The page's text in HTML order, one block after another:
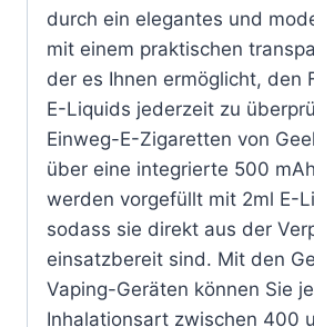
durch ein elegantes und
mit einem praktischen
der es Ihnen ermöglicht, den
E-Liquids jederzeit zu
Einweg-E-Zigaretten von
über eine integrierte 500
werden vorgefüllt mit 2ml E-
sodass sie direkt aus der
einsatzbereit sind. Mit den
Vaping-Geräten können Sie
Inhalationsart zwischen 400